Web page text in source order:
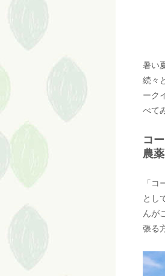
暑い
続々
ーク
べて
コ
農
「
とし
んが
張る